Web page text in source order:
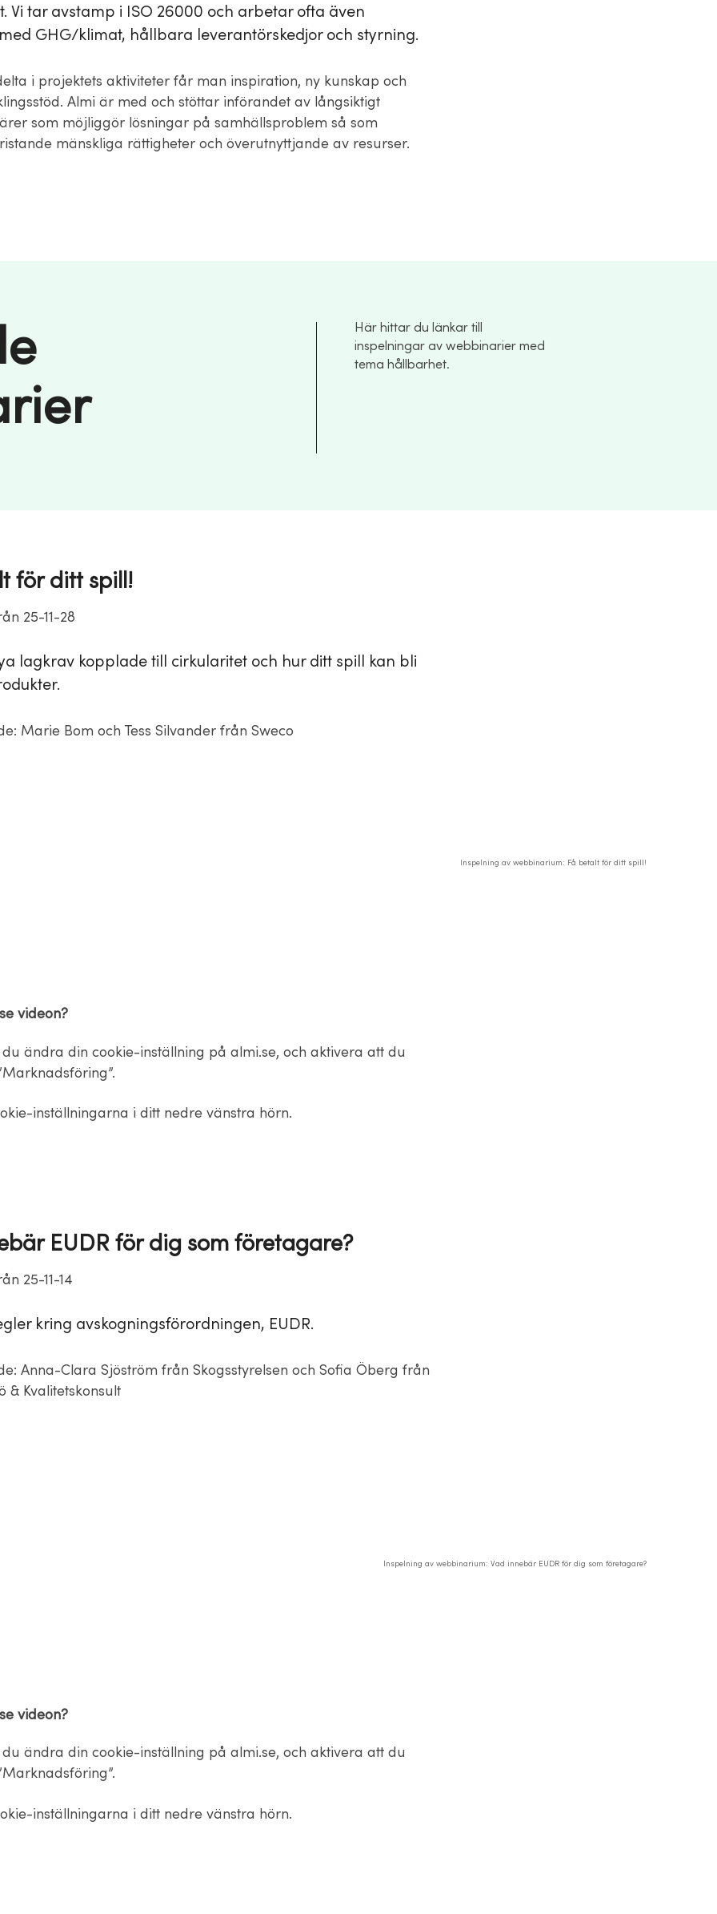
Vi tar avstamp i ISO 26000 och arbetar ofta även
GHG/klimat, hållbara leverantörskedjor och styrning.
i projektets aktiviteter får man inspiration, ny kunskap och
Almi är med och stöttar införandet av långsiktigt
som möjliggör lösningar på samhällsproblem så som
mänskliga rättigheter och överutnyttjande av resurser.
Här hittar du länkar till
inspelningar av webbinarier med
tema hållbarhet.
för ditt spill!
25-11-28
lagkrav kopplade till cirkularitet och hur ditt spill kan bli
Marie Bom och Tess Silvander från Sweco
Inspelning av webbinarium: Få betalt för ditt spill!
videon?
ändra din cookie-inställning på almi.se, och aktivera att du
inställningarna i ditt nedre vänstra hörn.
EUDR för dig som företagare?
25-11-14
kring avskogningsförordningen, EUDR.
Anna-Clara Sjöström från Skogsstyrelsen och Sofia Öberg från
& Kvalitetskonsult
Inspelning av webbinarium: Vad innebär EUDR för dig som företagare?
videon?
ändra din cookie-inställning på almi.se, och aktivera att du
inställningarna i ditt nedre vänstra hörn.